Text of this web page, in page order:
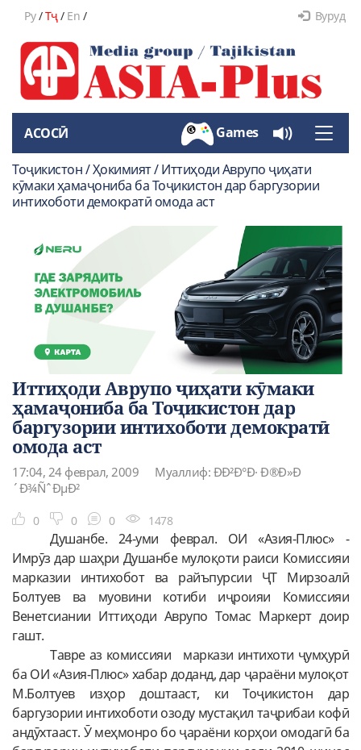
Ру/Тҷ/ En / Вуруд
Toggle
АСОСӢ Games
Тоҷикистон / Ҳокимият / Иттиҳоди Аврупо ҷиҳати
кӯмаки ҳамаҷониба ба Тоҷикистон дар баргузории
интихоботи демократӣ омода аст
Иттиҳоди Аврупо ҷиҳати кӯмаки
ҳамаҷониба ба Тоҷикистон дар
баргузории интихоботи демократӣ
омода аст
17:04, 24 феврал, 2009
Муаллиф: ÐÐ²Ð°Ð· Ð®Ð»Ð
´Ð¾ÑˆÐµÐ²
0 0 0 1478
Душанбе. 24-уми феврал. ОИ «Азия-Плюс» -
Имрӯз дар шаҳри Душанбе мулоқоти раиси Комиссияи
марказии интихобот ва райъпурсии ҶТ Мирзоалӣ
Болтуев ва муовини котиби иҷроияи Комиссияи
Венетсиании Иттиҳоди Аврупо Томас Маркерт доир
гашт.
Тавре аз комиссияи
маркази интихоти ҷумҳурӣ
ба ОИ «Азия-Плюс» хабар доданд, дар ҷараёни мулоқот
М.Болтуев изҳор доштааст, ки Тоҷикистон дар
баргузории интихоботи озоду мустақил таҷрибаи кофӣ
андӯхтааст. Ӯ меҳмонро бо ҷараёни корҳои омодагӣ ба